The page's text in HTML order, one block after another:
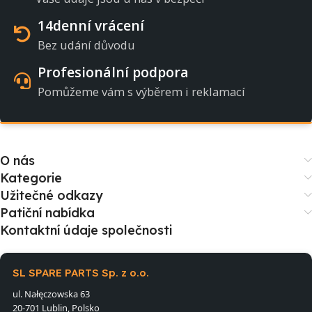
14denní vrácení
Bez udání důvodu
Profesionální podpora
Pomůžeme vám s výběrem i reklamací
O nás
Kategorie
Užitečné odkazy
Patiční nabídka
Kontaktní údaje společnosti
SL SPARE PARTS Sp. z o.o.
ul. Nałęczowska 63
20-701 Lublin, Polsko